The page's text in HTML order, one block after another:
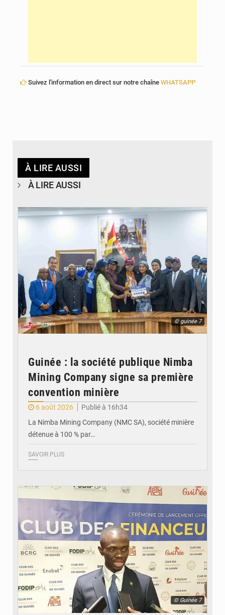
Suivez l'information en direct sur notre chaîne WHATSAPP
À LIRE AUSSI
À LIRE AUSSI
© guinée 7
Guinée : la société publique Nimba
Mining Company signe sa première
convention minière
6 août 2026
Publié à 16h34
La Nimba Mining Company (NMC SA), société minière
détenue à 100 % par…
SAVOIR PLUS
© Guinée 7